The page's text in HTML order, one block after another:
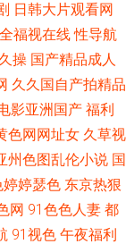
14页 欧美色香蕉视
免费入口 91社区在
久狠狠狠狠狠狠 五月
区 色色五月天亚洲综
类人妖 男人的天堂
日韩大片观看网
福视在线 性导航
操 国产精品成人
久久国自产拍精品
影亚洲国产 福利
色网网址女 久草视
州色图乱伦小说 国
婷婷瑟色 东京热狠
网 91色色人妻 都
91视色 午夜福利